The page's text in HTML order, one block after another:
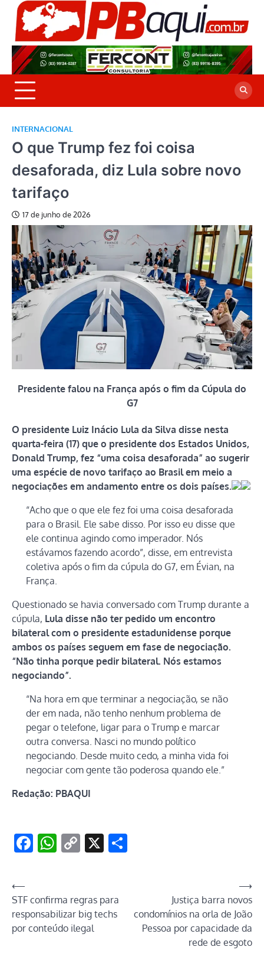
Skip
content
INTERNACIONAL
O que Trump fez foi coisa
desaforada, diz Lula sobre novo
tarifaço
17 de junho de 2026
Presidente falou na França após o fim da Cúpula do
G7
O presidente Luiz Inácio Lula da Silva disse nesta
quarta-feira (17) que o presidente dos Estados Unidos,
Donald Trump, fez “uma coisa desaforada” ao sugerir
uma espécie de novo tarifaço ao Brasil em meio a
negociações em andamento entre os dois países.
“Acho que o que ele fez foi uma coisa desaforada
para o Brasil. Ele sabe disso. Por isso eu disse que
ele continua agindo como imperador. Nós
estávamos fazendo acordo”, disse, em entrevista
coletiva após o fim da cúpula do G7, em Évian, na
França.
Questionado se havia conversado com Trump durante a
cúpula, Lula disse não ter pedido um encontro
bilateral com o presidente estadunidense porque
ambos os países seguem em fase de negociação.
“Não tinha porque pedir bilateral. Nós estamos
negociando”.
“Na hora em que terminar a negociação, se não
der em nada, não tenho nenhum problema de
pegar o telefone, ligar para o Trump e marcar
outra conversa. Nasci no mundo político
negociando. Desde muito cedo, a minha vida foi
negociar com gente tão poderosa quando ele.”
Redação: PBAQUI
Facebook
WhatsApp
Copy
X
Navegação
de
Post
⟵
STF confirma regras para
responsabilizar big techs
por conteúdo ilegal
Justiça barra novos
condomínios na orla de João
Pessoa por capacidade da
rede de esgoto
⟶